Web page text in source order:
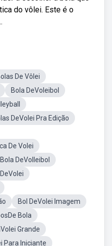
do vôlei. Este é o
De Vôlei
Bola DeVoleibol
DeVolei Pra Edição
De Volei
Bola DeVolleibol
Bol DeVolei Imagem
Bola
Grande
Para Iniciante